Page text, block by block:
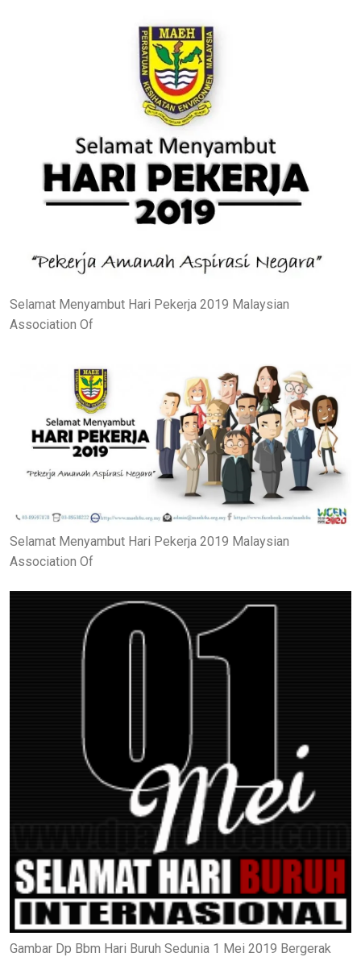
Selamat Menyambut Hari Pekerja 2019 Malaysian
Association Of
Selamat Menyambut Hari Pekerja 2019 Malaysian
Association Of
Gambar Dp Bbm Hari Buruh Sedunia 1 Mei 2019 Bergerak